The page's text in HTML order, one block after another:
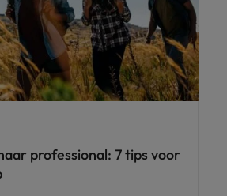
professional: 7 tips voor